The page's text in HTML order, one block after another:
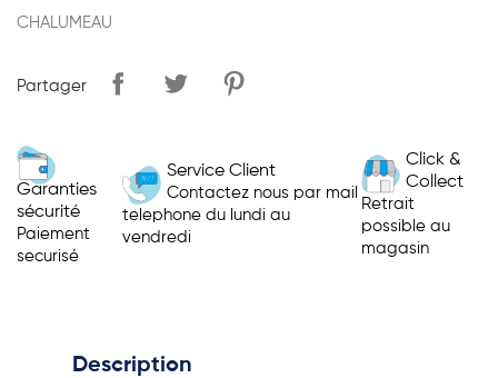
CHALUMEAU
Partager
Garanties
sécurité
Paiement
securisé
Service Client
Contactez nous par mail
telephone du lundi au
vendredi
Click &
Collect
Retrait
possible au
magasin
Description